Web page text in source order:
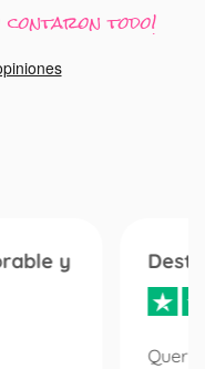
contaron todo!
y